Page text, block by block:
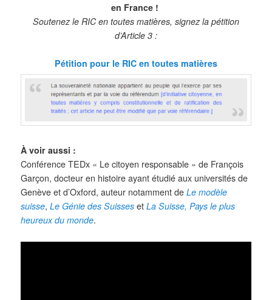
en France !
Soutenez le RIC en toutes matières, signez la pétition
d’Article 3 :
Pétition pour le RIC en toutes matières
À voir aussi :
Conférence TEDx « Le citoyen responsable » de François
Garçon, docteur en histoire ayant étudié aux universités de
Genève et d’Oxford, auteur notamment deLe modèle
suisse,Le Génie des Suisses etLa Suisse, Pays le plus
heureux du monde.